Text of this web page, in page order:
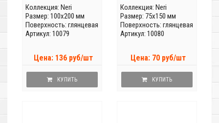
Коллекция: Neri
Размер: 100x200 мм
Поверхность: глянцевая
Артикул: 10079
Цена: 136 руб/шт
КУПИТЬ
Коллекция: Neri
Размер: 75x150 мм
Поверхность: глянцевая
Артикул: 10080
Цена: 70 руб/шт
КУПИТЬ